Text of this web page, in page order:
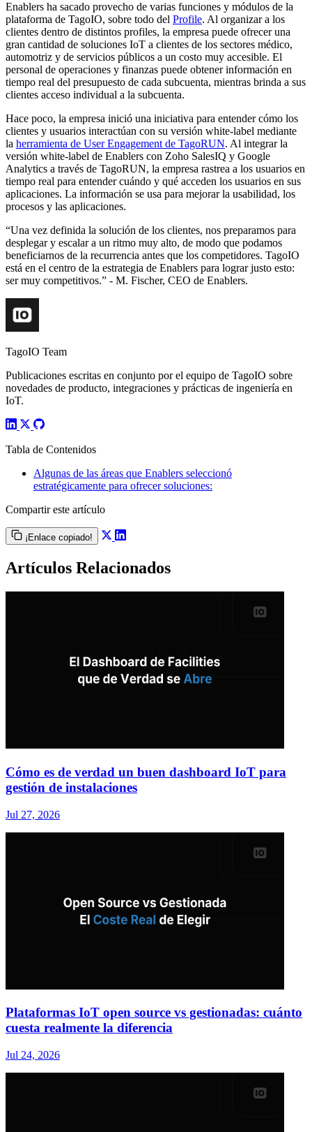
Enablers ha sacado provecho de varias funciones y módulos de la
plataforma de TagoIO, sobre todo del Profile. Al organizar a los
clientes dentro de distintos profiles, la empresa puede ofrecer una
gran cantidad de soluciones IoT a clientes de los sectores médico,
automotriz y de servicios públicos a un costo muy accesible. El
personal de operaciones y finanzas puede obtener información en
tiempo real del presupuesto de cada subcuenta, mientras brinda a sus
clientes acceso individual a la subcuenta.
Hace poco, la empresa inició una iniciativa para entender cómo los
clientes y usuarios interactúan con su versión white-label mediante
la herramienta de User Engagement de TagoRUN. Al integrar la
versión white-label de Enablers con Zoho SalesIQ y Google
Analytics a través de TagoRUN, la empresa rastrea a los usuarios en
tiempo real para entender cuándo y qué acceden los usuarios en sus
aplicaciones. La información se usa para mejorar la usabilidad, los
procesos y las aplicaciones.
“Una vez definida la solución de los clientes, nos preparamos para
desplegar y escalar a un ritmo muy alto, de modo que podamos
beneficiarnos de la recurrencia antes que los competidores. TagoIO
está en el centro de la estrategia de Enablers para lograr justo esto:
ser muy competitivos.” - M. Fischer, CEO de Enablers.
TagoIO Team
Publicaciones escritas en conjunto por el equipo de TagoIO sobre
novedades de producto, integraciones y prácticas de ingeniería en
IoT.
Tabla de Contenidos
Algunas de las áreas que Enablers seleccionó
estratégicamente para ofrecer soluciones:
Compartir este artículo
¡Enlace copiado!
Artículos Relacionados
Cómo es de verdad un buen dashboard IoT para
gestión de instalaciones
Jul 27, 2026
Plataformas IoT open source vs gestionadas: cuánto
cuesta realmente la diferencia
Jul 24, 2026